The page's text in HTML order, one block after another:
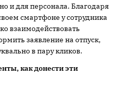
и для персонала. Благодаря
смартфоне у сотрудника
взаимодействовать
заявление на отпуск,
в пару кликов.
как донести эти